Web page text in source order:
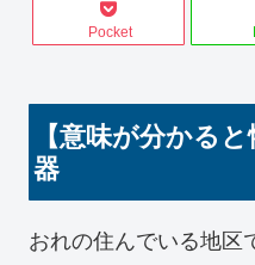
Pocket
【意味が分かる
器
おれの住んでいる地区